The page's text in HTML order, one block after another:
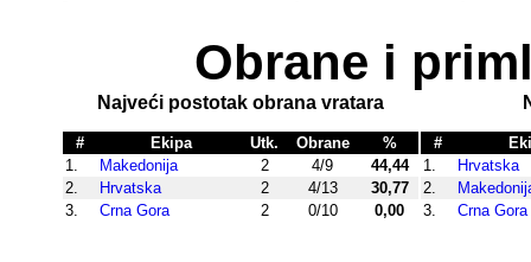
Obrane i
Najveći postotak obrana vratara
# Ekipa Utk. Obrane
%
1.
Makedonija 2 4/9
44,44
2.
Hrvatska 2 4/13
30,77
3.
Crna Gora 2 0/10 0,00
#
1.
Hrvatska
2.
3.
Crna Gora